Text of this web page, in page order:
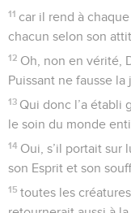
11 car il rend à
chacun selon son
12 Oh, non en vérité,
Puissant ne fausse la
13 Qui donc l’a établi
le soin du monde
14 Oui, s’il portait sur
son Esprit et son
15 toutes les